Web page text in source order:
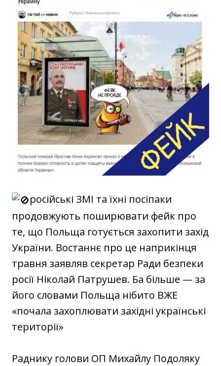
російські ЗМІ та їхні посіпаки
продовжують поширювати фейк про
те, що Польща готується захопити захід
України. Востаннє про це наприкінця
травня заявляв секретар Ради безпеки
росії Ніколай Патрушев. Ба більше — за
його словами Польща нібито ВЖЕ
«почала захоплювати західні українські
території»
Раднику голови ОП Михайлу Подоляку